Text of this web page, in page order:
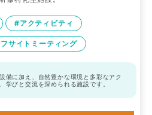
#アクティビティ
サイトミーティング
備に加え、自然豊かな環境と多彩なアク
学びと交流を深められる施設です。